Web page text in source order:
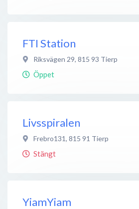
FTI Station
Riksvägen 29, 815 93 Tierp
Öppet
Livsspiralen
Frebro131, 815 91 Tierp
Stängt
YiamYiam